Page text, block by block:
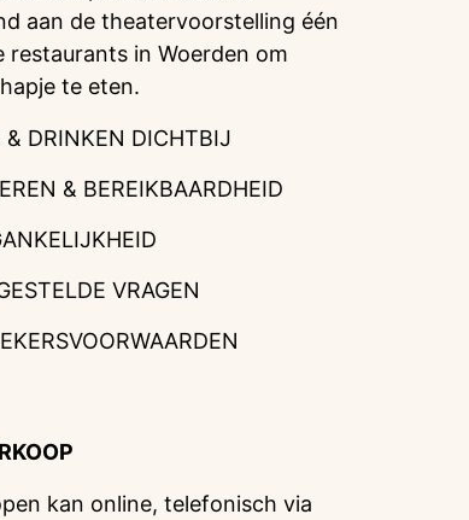
aan de theatervoorstelling één
restaurants in Woerden om
te eten.
& DRINKEN DICHTBIJ
& BEREIKBAARDHEID
VRAGEN
kan online, telefonisch via